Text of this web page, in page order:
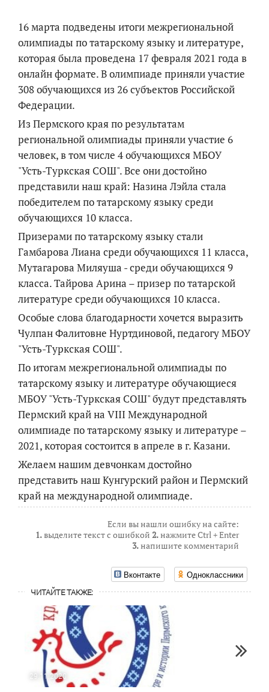
16 марта подведены итоги межрегиональной
олимпиады по татарскому языку и литературе,
которая была проведена 17 февраля 2021 года в
онлайн формате. В олимпиаде приняли участие
308 обучающихся из 26 субъектов Российской
Федерации.
Из Пермского края по результатам
региональной олимпиады приняли участие 6
человек, в том числе 4 обучающихся МБОУ
"Усть-Туркская СОШ". Все они достойно
представили наш край: Назина Лэйла стала
победителем по татарскому языку среди
обучающихся 10 класса.
Призерами по татарскому языку стали
Гамбарова Лиана среди обучающихся 11 класса,
Мутагарова Миляуша - среди обучающихся 9
класса. Тайрова Арина – призер по татарской
литературе среди обучающихся 10 класса.
Особые слова благодарности хочется выразить
Чулпан Фалитовне Нуртдиновой, педагогу МБОУ
"Усть-Туркская СОШ".
По итогам межрегиональной олимпиады по
татарскому языку и литературе обучающиеся
МБОУ "Усть-Туркская СОШ" будут представлять
Пермский край на VIII Международной
олимпиаде по татарскому языку и литературе –
2021, которая состоится в апреле в г. Казани.
Желаем нашим девчонкам достойно
представить наш Кунгурский район и Пермский
край на международной олимпиаде.
Если вы нашли ошибку на сайте:
1.выделите текст с ошибкой 2.нажмите Ctrl + Enter
3.напишите комментарий
Вконтакте Одноклассники
ЧИТАЙТЕ ТАКЖЕ:
29.11.2020